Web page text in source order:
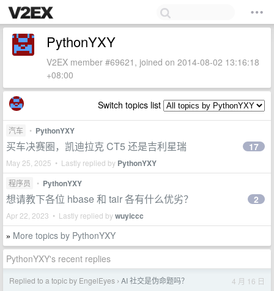
PythonYXY
V2EX member #69621, joined on 2014-08-02 13:16:18
+08:00
Switch topics list
汽车 • PythonYXY
买车决赛圈，凯迪拉克 CT5 还是吉利星瑞
May 25, 2025 • Lastly replied by PythonYXY
17
程序员 • PythonYXY
想请教下各位 hbase 和 tair 各有什么优劣？
Apr 22, 2023 • Lastly replied bywuyiccc
2
» More topics by PythonYXY
PythonYXY's recent replies
Replied to a topic by EngelEyes › AI 社交是伪命题吗？ 4 月 16 日